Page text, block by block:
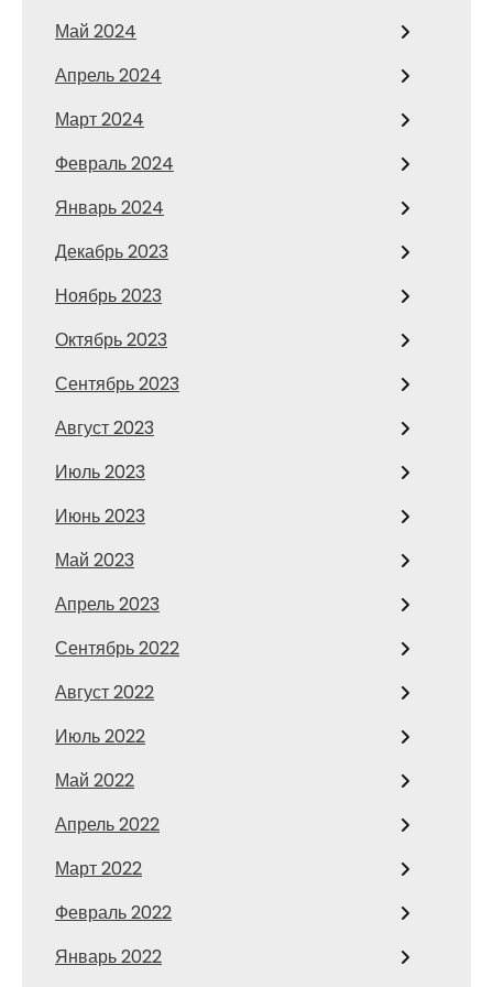
Май 2024
Апрель 2024
Март 2024
Февраль 2024
Январь 2024
Декабрь 2023
Ноябрь 2023
Октябрь 2023
Сентябрь 2023
Август 2023
Июль 2023
Июнь 2023
Май 2023
Апрель 2023
Сентябрь 2022
Август 2022
Июль 2022
Май 2022
Апрель 2022
Март 2022
Февраль 2022
Январь 2022